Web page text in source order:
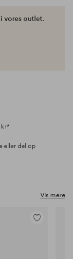
vores outlet.
kr*
eller del op
Vis mere
Tilføj